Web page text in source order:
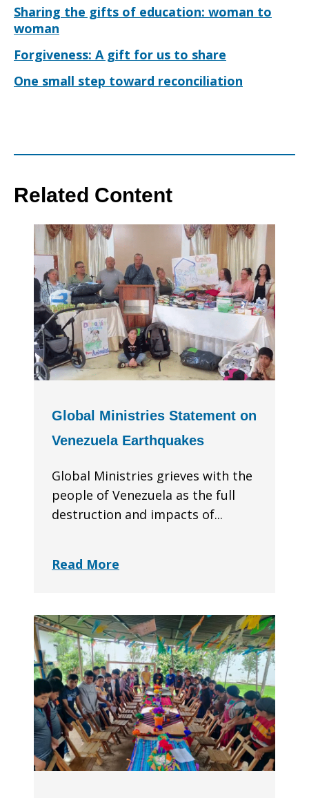
Sharing the gifts of education: woman to
woman
Forgiveness: A gift for us to share
One small step toward reconciliation
Related Content
Global Ministries Statement on
Venezuela Earthquakes
Global Ministries grieves with the
people of Venezuela as the full
destruction and impacts of...
Read More